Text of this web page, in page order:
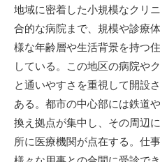
地域に密着した小規模なクリ
合的な病院まで、規模や診療
様な年齢層や生活背景を持つ
している。この地区の病院や
と通いやすさを重視して開設
ある。都市の中心部には鉄道
換え拠点が集中し、その周辺
所に医療機関が点在する。仕